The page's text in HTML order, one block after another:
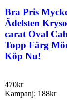
Bra Pris
Ädelsten
carat Oval
Topp Färg
Köp Nu!
470kr
Kampanj: 188kr